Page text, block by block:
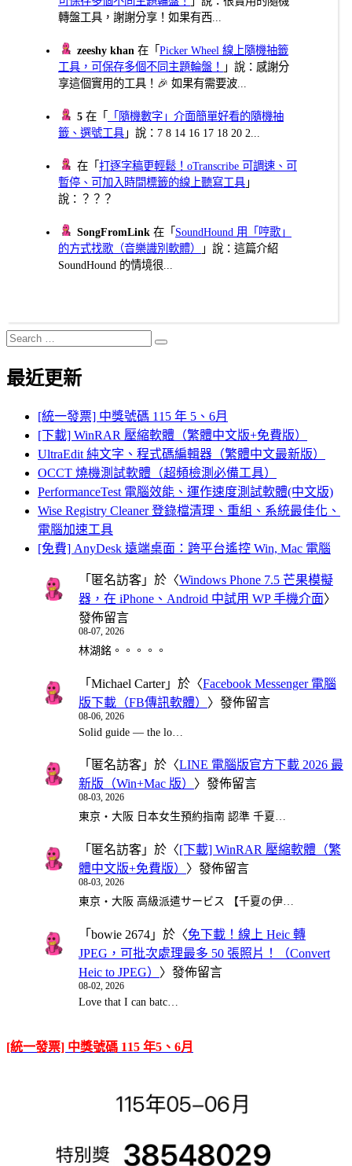
轉盤工具，謝謝分享！如果有西...
zeeshy khan 在「Picker Wheel 線上隨機抽籤
工具，可保存多個不同主題輪盤！
」說：感謝分
享這個實用的工具！🎉 如果有需要波...
5 在「
「隨機數字」介面簡單好看的隨機抽
籤、選號工具 」說：7 8 14 16 17 18 20 2...
在「打逐字稿更輕鬆！oTranscribe 可調速、可
暫停、可加入時間標籤的線上聽寫工具 」
說：？？？
SongFromLink 在「 SoundHound 用「哼歌」
的方式找歌（音樂識別軟體）
」說：這篇介紹
SoundHound 的情境很...
Search
for:
Search
最近更新
[統一發票] 中獎號碼 115 年 5、6月
[下載] WinRAR 壓縮軟體（繁體中文版+免費版）
UltraEdit 純文字、程式碼編輯器（繁體中文最新版）
OCCT 燒機測試軟體（超頻檢測必備工具）
PerformanceTest 電腦效能、運作速度測試軟體(中文版)
Wise Registry Cleaner 登錄檔清理、重組、系統最佳化、
電腦加速工具
[免費] AnyDesk 遠端桌面：跨平台遙控 Win, Mac 電腦
「 匿名訪客 」於〈Windows Phone 7.5 芒果模擬
器，在 iPhone、Android 中試用 WP 手機介面〉
發佈留言
08-07, 2026
林湖銘。。。。。
「 Michael Carter」於〈Facebook Messenger 電腦
版下載（FB傳訊軟體） 〉發佈留言
08-06, 2026
Solid guide — the lo…
「 匿名訪客 」於〈LINE 電腦版官方下載 2026 最
新版（Win+Mac 版） 〉發佈留言
08-03, 2026
東京・大阪 日本女生預約指南 認準 千夏…
「 匿名訪客 」於〈[下載] WinRAR 壓縮軟體（繁
體中文版+免費版） 〉發佈留言
08-03, 2026
東京・大阪 高級派遣サービス 【千夏の伊…
「 bowie 2674 」於〈免下載！線上 Heic 轉
JPEG，可批次處理最多 50 張照片！（Convert
Heic to JPEG） 〉發佈留言
08-02, 2026
Love that I can batc…
[統一發票] 中獎號碼 115 年5、6月